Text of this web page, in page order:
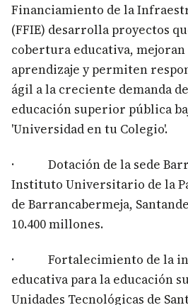
Financiamiento de la
(FFIE) desarrolla proyectos
cobertura educativa, mejoran
aprendizaje y permiten
ágil a la creciente demanda
educación superior pública
'Universidad en tu Colegio'.
· Dotación de la sede
Instituto Universitario de la
de Barrancabermeja,
10.400 millones.
· Fortalecimiento de la
educativa para la educación
Unidades Tecnológicas de